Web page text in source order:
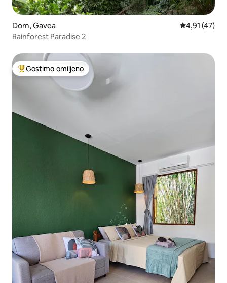
Dom, Gavea Prosečna
4,91 (47)
Rainforest Paradise 2
Najuspešniji među gostima omiljenim
Gostima omiljeno